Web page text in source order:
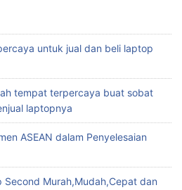
untuk jual dan beli laptop
tempat terpercaya buat sobat
laptopnya
ASEAN dalam Penyelesaian
Second Murah,Mudah,Cepat dan